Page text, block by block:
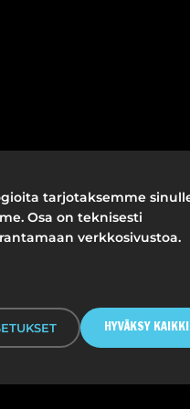
tarjotaksemme
Osa on teknisesti
verkkosivustoa.
HYVÄKSY KAIKKI